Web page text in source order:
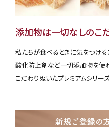
添加物は一切なしのこ
私たちが食べるときに気をつける
酸化防止剤など一切添加物を使
こだわりぬいたプレミアムシリー